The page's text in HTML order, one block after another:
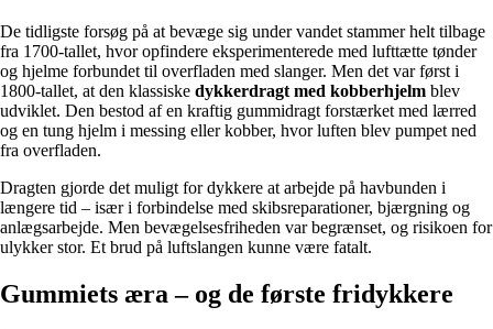
De tidligste forsøg på at bevæge sig under vandet stammer helt tilbage
fra 1700-tallet, hvor opfindere eksperimenterede med lufttætte tønder
og hjelme forbundet til overfladen med slanger. Men det var først i
1800-tallet, at den klassiske dykkerdragt med kobberhjelm blev
udviklet. Den bestod af en kraftig gummidragt forstærket med lærred
og en tung hjelm i messing eller kobber, hvor luften blev pumpet ned
fra overfladen.
Dragten gjorde det muligt for dykkere at arbejde på havbunden i
længere tid – især i forbindelse med skibsreparationer, bjærgning og
anlægsarbejde. Men bevægelsesfriheden var begrænset, og risikoen for
ulykker stor. Et brud på luftslangen kunne være fatalt.
Gummiets æra – og de første fridykkere